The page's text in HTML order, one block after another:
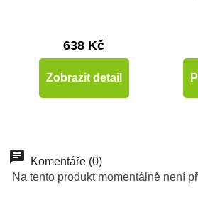
638 Kč
Zobrazit detail
Komentáře (0)
Na tento produkt momentálně není